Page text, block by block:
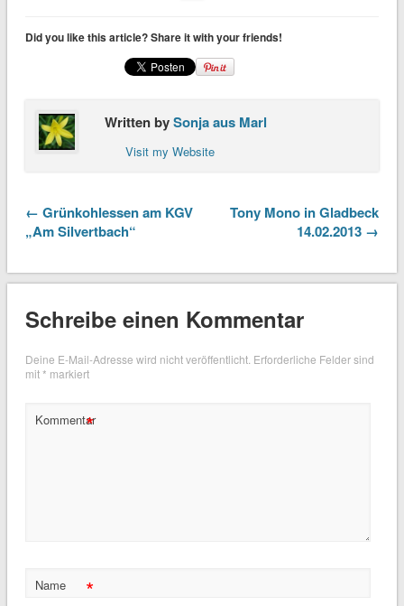
Did you like this article? Share it with your friends!
Written bySonja aus Marl
Visit my Website
← Grünkohlessen am KGV
„Am Silvertbach“
Tony Mono in Gladbeck
14.02.2013 →
Schreibe einen Kommentar
Deine E-Mail-Adresse wird nicht veröffentlicht. Erforderliche Felder sind
mit* markiert
Kommentar
*
Name *